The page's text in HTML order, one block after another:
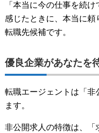
「本当に今の仕事を続
感じたときに、本当に
転職先候補です。
優良企業があなたを
転職エージェントは「
ます。
非公開求人の特徴は、「